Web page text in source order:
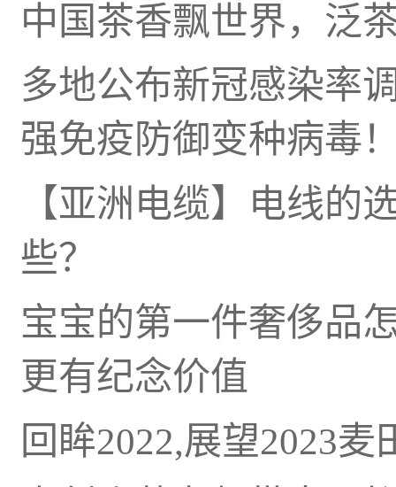
中国茶香飘世界，泛
多地公布新冠感染率
强免疫防御变种病毒
【亚洲电缆】电线的
些？
宝宝的第一件奢侈品
更有纪念价值
回眸2022,展望2023